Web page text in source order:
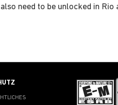
need to be unlocked in Rio